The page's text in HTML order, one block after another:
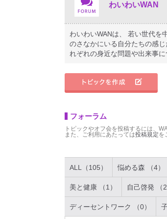
わいわいWAN
わいわいWANは、 若い世代を
のさなかにいる自分たちの感
れぞれの身近な問題や出来事
フォーラム
トピックやオフ会を投稿するには、
また、ご利用にあたっては投稿規定を
ALL（105） 悩める森 （4）
美と健康 （1） 自己啓発 （2
ディーセントワーク （0）